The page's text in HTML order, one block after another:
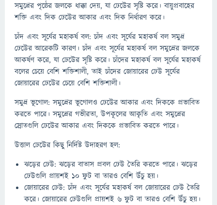
সমুদ্রের পৃষ্ঠের জলকে ধাক্কা দেয়, যা ঢেউের সৃষ্টি করে। বায়ুপ্রবাহের
শক্তি এবং দিক ঢেউের আকার এবং দিক নির্ধারণ করে।
চাঁদ এবং সূর্যের মহাকর্ষ বল: চাঁদ এবং সূর্যের মহাকর্ষ বল সমুদ্র
ঢেউের আরেকটি কারণ। চাঁদ এবং সূর্যের মহাকর্ষ বল সমুদ্রের জলকে
আকর্ষণ করে, যা ঢেউের সৃষ্টি করে। চাঁদের মহাকর্ষ বল সূর্যের মহাকর্ষ
বলের চেয়ে বেশি শক্তিশালী, তাই চাঁদের জোয়ারের ঢেউ সূর্যের
জোয়ারের ঢেউের চেয়ে বেশি শক্তিশালী।
সমুদ্র ভূগোল: সমুদ্রের ভূগোলও ঢেউের আকার এবং দিককে প্রভাবিত
করতে পারে। সমুদ্রের গভীরতা, উপকূলের আকৃতি এবং সমুদ্রের
স্রোতগুলি ঢেউের আকার এবং দিককে প্রভাবিত করতে পারে।
উত্তাল ঢেউের কিছু নির্দিষ্ট উদাহরণ হল:
ঝড়ের ঢেউ: ঝড়ের বাতাস প্রবল ঢেউ তৈরি করতে পারে। ঝড়ের
ঢেউগুলি প্রায়শই 10 ফুট বা তারও বেশি উঁচু হয়।
জোয়ারের ঢেউ: চাঁদ এবং সূর্যের মহাকর্ষ বল জোয়ারের ঢেউ তৈরি
করে। জোয়ারের ঢেউগুলি প্রায়শই 6 ফুট বা তারও বেশি উঁচু হয়।